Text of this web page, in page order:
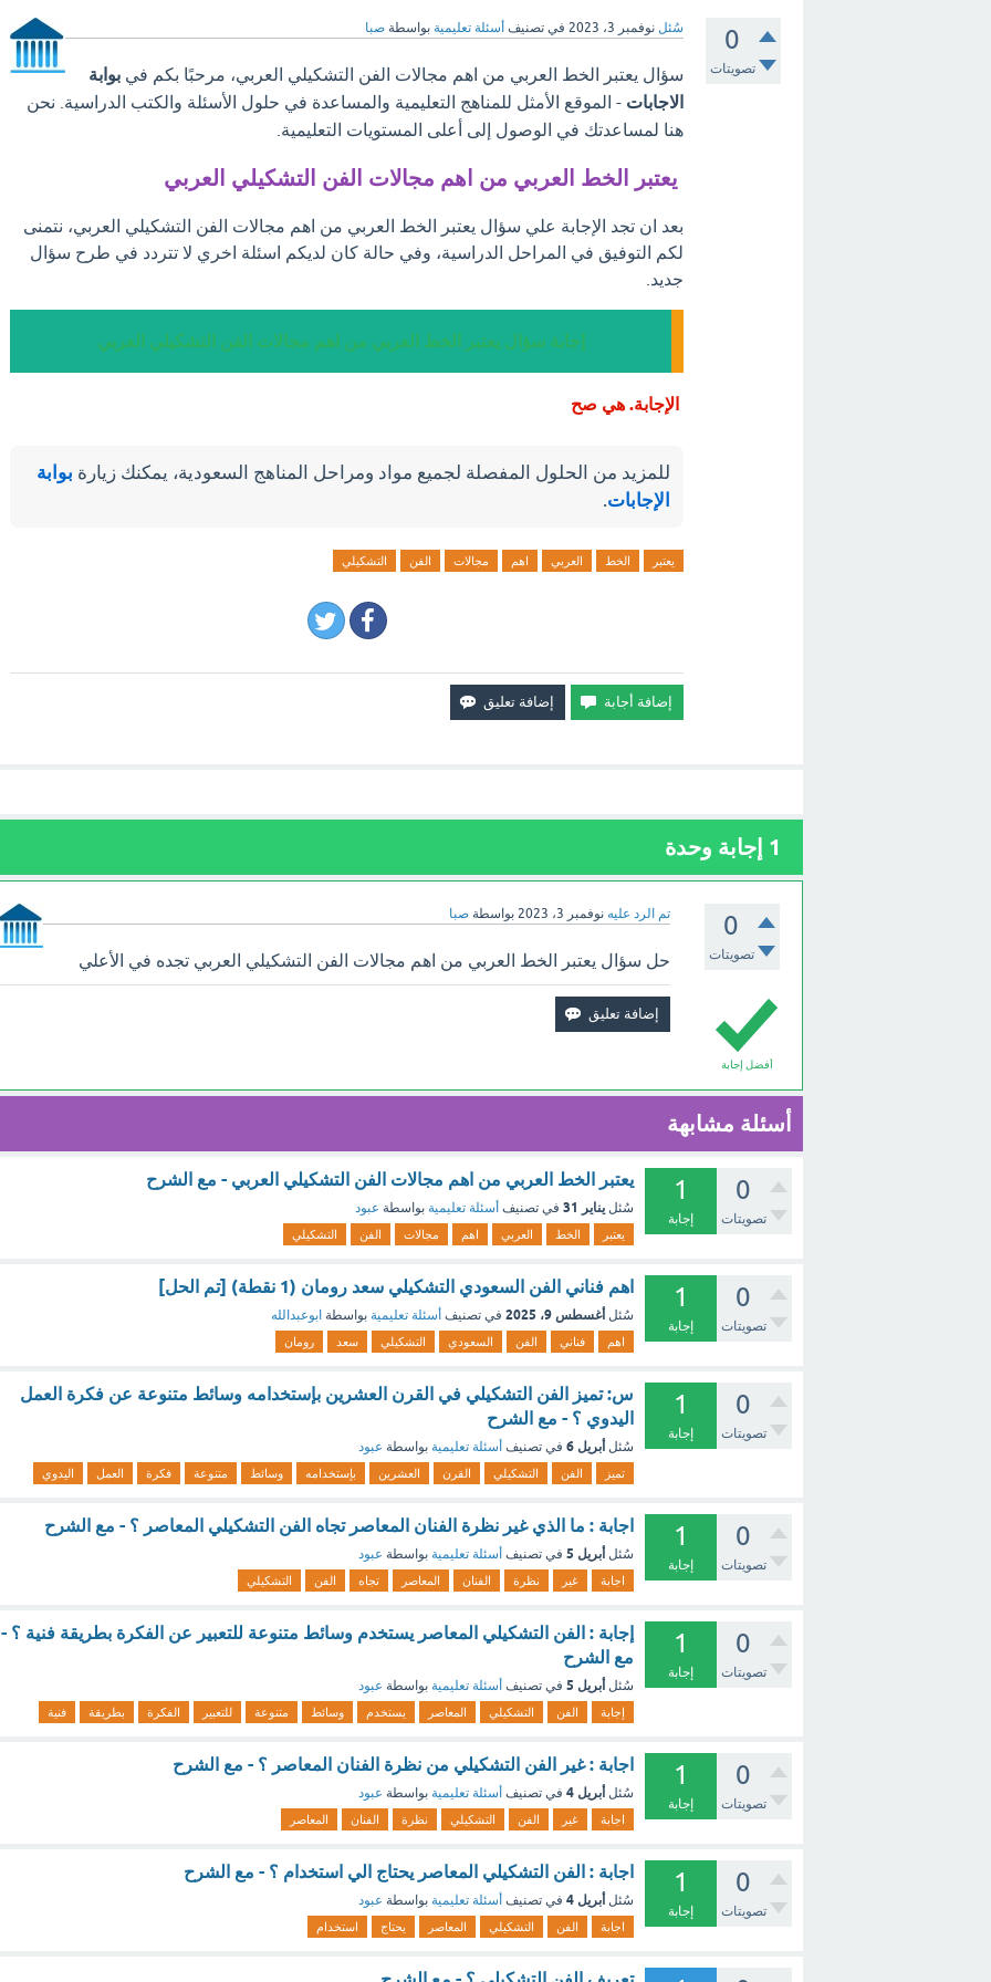
0
تصويتات
سُئل نوفمبر 3، 2023 في تصنيف أسئلة تعليمية بواسطة صبا
سؤال يعتبر الخط العربي من اهم مجالات الفن التشكيلي العربي، مرحبًا بكم في بوابة
الاجابات - الموقع الأمثل للمناهج التعليمية والمساعدة في حلول الأسئلة والكتب الدراسية. نحن
هنا لمساعدتك في الوصول إلى أعلى المستويات التعليمية.
يعتبر الخط العربي من اهم مجالات الفن التشكيلي العربي
بعد ان تجد الإجابة علي سؤال يعتبر الخط العربي من اهم مجالات الفن التشكيلي العربي، نتمنى
لكم التوفيق في المراحل الدراسية، وفي حالة كان لديكم اسئلة اخري لا تتردد في طرح سؤال
جديد.
إجابة سؤال يعتبر الخط العربي من اهم مجالات الفن التشكيلي العربي
الإجابة. هي صح
للمزيد من الحلول المفصلة لجميع مواد ومراحل المناهج السعودية، يمكنك زيارة بوابة
الإجابات.
يعتبر الخط العربي اهم مجالات الفن التشكيلي
1 إجابة وحدة
0
تصويتات
تم الرد عليه نوفمبر 3، 2023 بواسطة صبا
أفضل إجابة
حل سؤال يعتبر الخط العربي من اهم مجالات الفن التشكيلي العربي تجده في الأعلي
أسئلة مشابهة
0
تصويتات
1
إجابة
يعتبر الخط العربي من اهم مجالات الفن التشكيلي العربي - مع الشرح
سُئل يناير 31 في تصنيف أسئلة تعليمية بواسطة عبود
يعتبر الخط العربي اهم مجالات الفن التشكيلي
0
تصويتات
1
إجابة
اهم فناني الفن السعودي التشكيلي سعد رومان (1 نقطة) [تم الحل]
سُئل أغسطس 9، 2025 في تصنيف أسئلة تعليمية بواسطة ابوعبدالله
اهم فناني الفن السعودي التشكيلي سعد رومان
0
تصويتات
1
إجابة
س: تميز الفن التشكيلي في القرن العشرين بإستخدامه وسائط متنوعة عن فكرة العمل
اليدوي ؟ - مع الشرح
سُئل أبريل 6 في تصنيف أسئلة تعليمية بواسطة عبود
تميز الفن التشكيلي القرن العشرين بإستخدامه وسائط متنوعة فكرة العمل اليدوي
0
تصويتات
1
إجابة
اجابة : ما الذي غير نظرة الفنان المعاصر تجاه الفن التشكيلي المعاصر ؟ - مع الشرح
سُئل أبريل 5 في تصنيف أسئلة تعليمية بواسطة عبود
اجابة غير نظرة الفنان المعاصر تجاه الفن التشكيلي
0
تصويتات
1
إجابة
إجابة : الفن التشكيلي المعاصر يستخدم وسائط متنوعة للتعبير عن الفكرة بطريقة فنية ؟ -
مع الشرح
سُئل أبريل 5 في تصنيف أسئلة تعليمية بواسطة عبود
إجابة الفن التشكيلي المعاصر يستخدم وسائط متنوعة للتعبير الفكرة بطريقة فنية
0
تصويتات
1
إجابة
اجابة : غير الفن التشكيلي من نظرة الفنان المعاصر ؟ - مع الشرح
سُئل أبريل 4 في تصنيف أسئلة تعليمية بواسطة عبود
اجابة غير الفن التشكيلي نظرة الفنان المعاصر
0
تصويتات
1
إجابة
اجابة : الفن التشكيلي المعاصر يحتاج الي استخدام ؟ - مع الشرح
سُئل أبريل 4 في تصنيف أسئلة تعليمية بواسطة عبود
اجابة الفن التشكيلي المعاصر يحتاج استخدام